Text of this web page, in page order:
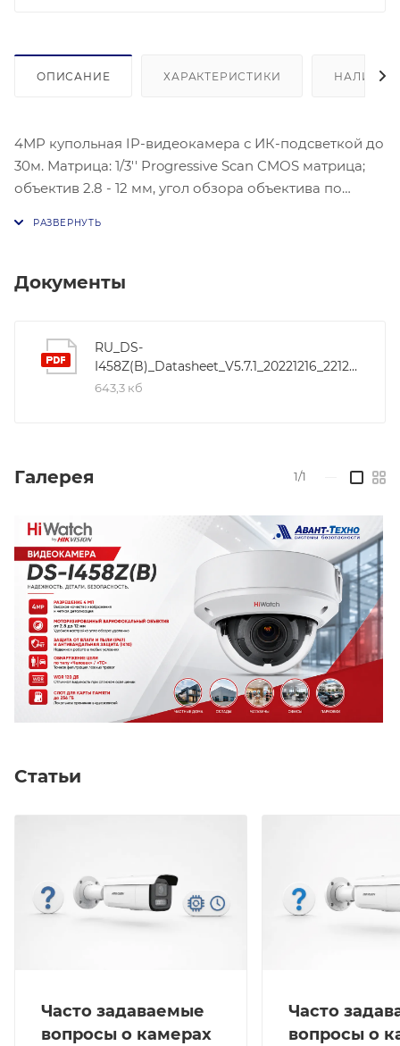
ОПИСАНИЕ ХАРАКТЕРИСТИКИ НАЛИЧИЕ
4МP купольная IP-видеокамера с ИК-подсветкой до
30м. Матрица: 1/3'' Progressive Scan CMOS матрица;
объектив 2.8 - 12 мм, угол обзора объектива по
H.265+/H.265/H.264+/H.264/MJPEG, Чувствительность:
карты до 256 Гб. Защита: IP67, IK10; Рабочие условия:
-40°C до +60°C; DC12В/PoE (IEEE 802.3at);
Постребляемая мощность: 11,5Вт макс.
Документы
RU_DS-
I458Z(B)_Datasheet_V5.7.1_20221216_221221
643,3 кб
Галерея 1/1
Статьи
Часто задаваемые
вопросы о камерах
Часто
вопросы о